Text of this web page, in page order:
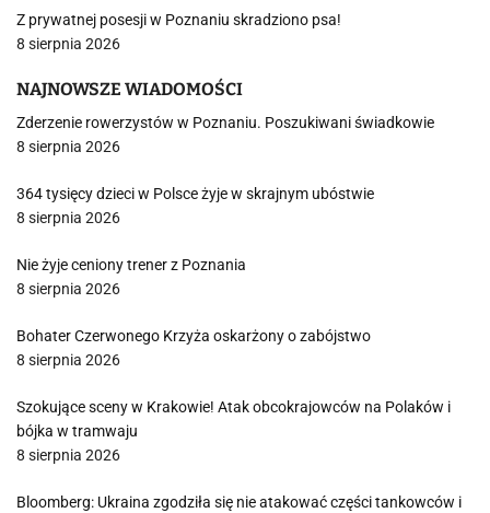
Z prywatnej posesji w Poznaniu skradziono psa!
8 sierpnia 2026
NAJNOWSZE WIADOMOŚCI
Zderzenie rowerzystów w Poznaniu. Poszukiwani świadkowie
8 sierpnia 2026
364 tysięcy dzieci w Polsce żyje w skrajnym ubóstwie
8 sierpnia 2026
Nie żyje ceniony trener z Poznania
8 sierpnia 2026
Bohater Czerwonego Krzyża oskarżony o zabójstwo
8 sierpnia 2026
Szokujące sceny w Krakowie! Atak obcokrajowców na Polaków i
bójka w tramwaju
8 sierpnia 2026
Bloomberg: Ukraina zgodziła się nie atakować części tankowców i